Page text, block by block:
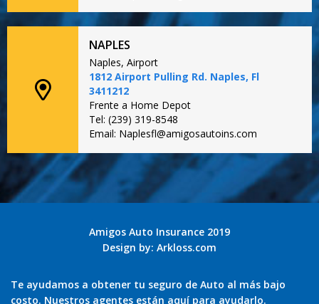
NAPLES
Naples, Airport
1812 Airport Pulling Rd. Naples, Fl
3411212
Frente a Home Depot
Tel: (239) 319-8548
Email: Naplesfl@amigosautoins.com
Amigos Auto Insurance 2019
Design by: Arkloss.com
Te ayudamos a obtener tu seguro de Auto al más bajo
costo. Nuestros agentes están aquí para ayudarlo.